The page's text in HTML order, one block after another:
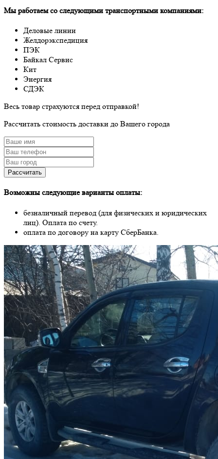
Мы работаем со следующими транспортными компаниями:
Деловые линии
Желдорэкспедиция
ПЭК
Байкал Сервис
Кит
Энергия
СДЭК
Весь товар страхуются перед отправкой!
Рассчитать стоимость доставки до Вашего города
Рассчитать
Возможны следующие варианты оплаты:
безналичный перевод (для физических и юридических
лиц). Оплата по счету.
оплата по договору на карту СберБанка.